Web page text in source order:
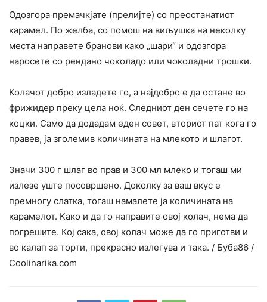
Одозгора премачкјате (прелијте) со преостанатиот
карамел. По желба, со помош на виљушка на неколку
места направете бранови како „шари“ и одозгора
наросете со рендано чоколадо или чоколадни трошки.
Колачот добро изладете го, а најдобро е да остане во
фрижидер преку цела ноќ. Следниот ден сечете го на
коцки. Само да додадам еден совет, вториот пат кога го
правев, ја зголемив количината на млекото и шлагот.
Значи 300 г шлаг во прав и 300 мл млеко и тогаш ми
излезе уште посовршено. Доколку за ваш вкус е
премногу слатка, тогаш намалете ја количината на
карамелот. Како и да го направите овој колач, нема да
погрешите. Кој сака, овој колач може да го приготви и
во калап за торти, прекрасно излегува и така. / Буба86 /
Сооlinarika.сom